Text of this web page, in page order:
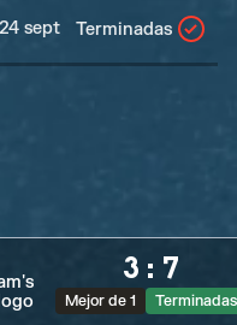
sept Terminadas
3 : 7
Mejor de 1 Terminadas